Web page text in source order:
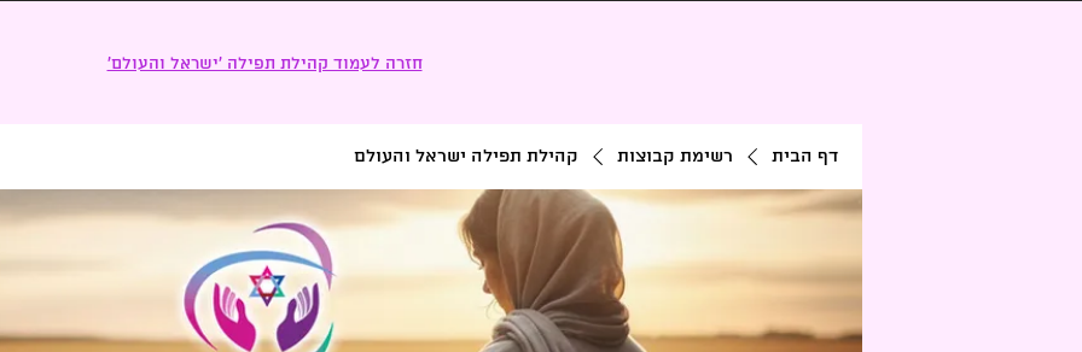
חזרה לעמוד קהילת תפילה ׳ישראל והעולם׳
דף הבית רשימת קבוצות קהילת תפילה ישראל והעולם